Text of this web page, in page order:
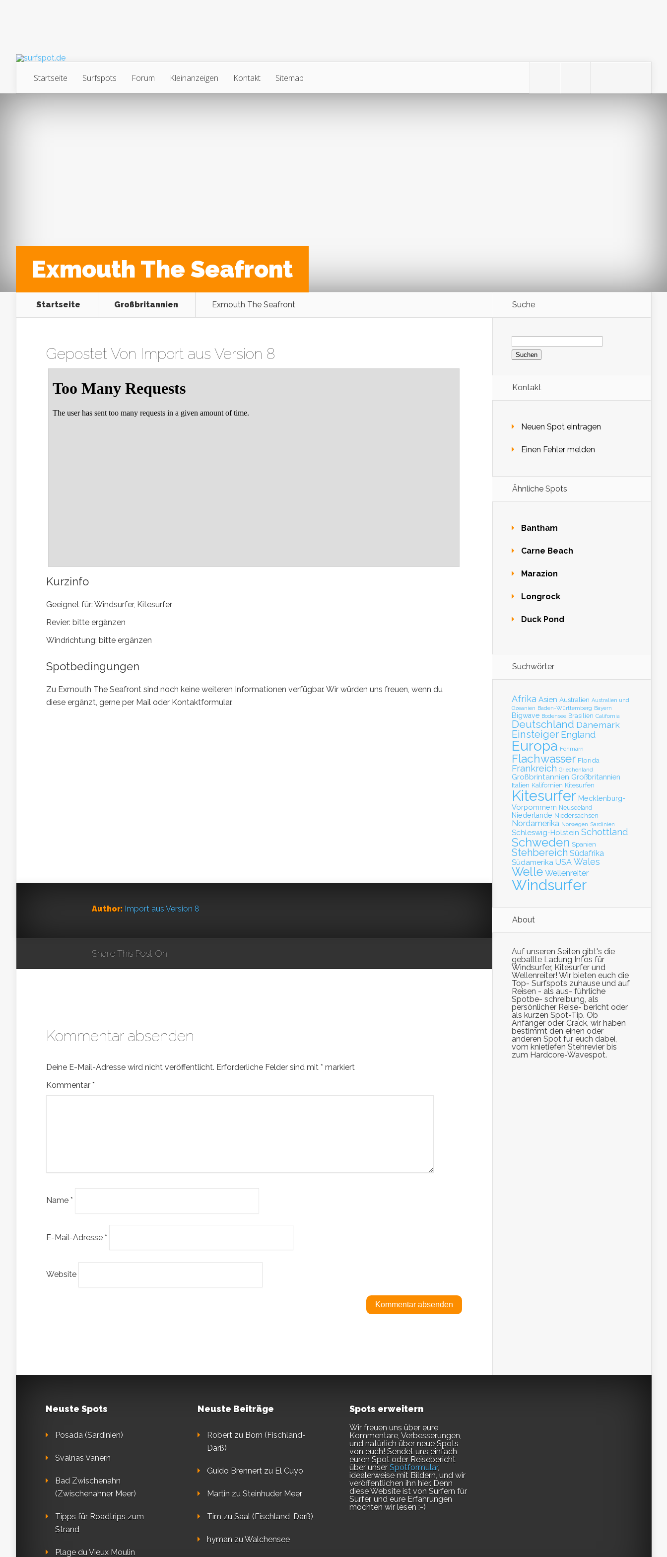
Startseite Surfspots Forum Kleinanzeigen Kontakt Sitemap
Exmouth The Seafront
Startseite Großbritannien Exmouth The Seafront
Gepostet Von Import aus Version 8
Kurzinfo
Geeignet für: Windsurfer, Kitesurfer
Revier: bitte ergänzen
Windrichtung: bitte ergänzen
Spotbedingungen
Zu Exmouth The Seafront sind noch keine weiteren Informationen verfügbar. Wir würden uns freuen, wenn du
diese ergänzt, gerne per Mail oder Kontaktformular.
Author: Import aus Version 8
Share This Post On
Kommentar absenden
Deine E-Mail-Adresse wird nicht veröffentlicht. Erforderliche Felder sind mit * markiert
Kommentar *
Name *
E-Mail-Adresse *
Website
Suche
Suchen
nach:
Kontakt
Neuen Spot eintragen
Einen Fehler melden
Ähnliche Spots
Bantham
Carne Beach
Marazion
Longrock
Duck Pond
Suchwörter
Afrika Asien Australien Australien und
Ozeanien Baden-Württemberg Bayern
Bigwave Bodensee Brasilien California
Deutschland Dänemark
Einsteiger England
Europa Fehmarn
Flachwasser Florida
Frankreich Griechenland
Großbrintannien Großbritannien
Italien Kalifornien Kitesurfen
Kitesurfer Mecklenburg-
Vorpommern Neuseeland
Niederlande Niedersachsen
Nordamerika Norwegen Sardinien
Schleswig-Holstein Schottland
Schweden Spanien
Stehbereich Südafrika
Südamerika USA Wales
Welle Wellenreiter
Windsurfer
About
Auf unseren Seiten gibt's die
geballte Ladung Infos für
Windsurfer, Kitesurfer und
Wellenreiter! Wir bieten euch die
Top- Surfspots zuhause und auf
Reisen - als aus- führliche
Spotbe- schreibung, als
persönlicher Reise- bericht oder
als kurzen Spot-Tip. Ob
Anfänger oder Crack, wir haben
bestimmt den einen oder
anderen Spot für euch dabei,
vom knietiefen Stehrevier bis
zum Hardcore-Wavespot.
Neuste Spots
Posada (Sardinien)
Svalnäs Vänern
Bad Zwischenahn
(Zwischenahner Meer)
Tipps für Roadtrips zum
Strand
Plage du Vieux Moulin
Neuste Beiträge
Robertzu Born (Fischland-
Darß)
Guido Brennertzu El Cuyo
Martin zu Steinhuder Meer
Tim zu Saal (Fischland-Darß)
hyman zuWalchensee
Spots erweitern
Wir freuen uns über eure
Kommentare, Verbesserungen,
und natürlich über neue Spots
von euch! Sendet uns einfach
euren Spot oder Reisebericht
über unser Spotformular,
idealerweise mit Bildern, und wir
veröffentlichen ihn hier. Denn
diese Website ist von Surfern für
Surfer, und eure Erfahrungen
möchten wir lesen :-)